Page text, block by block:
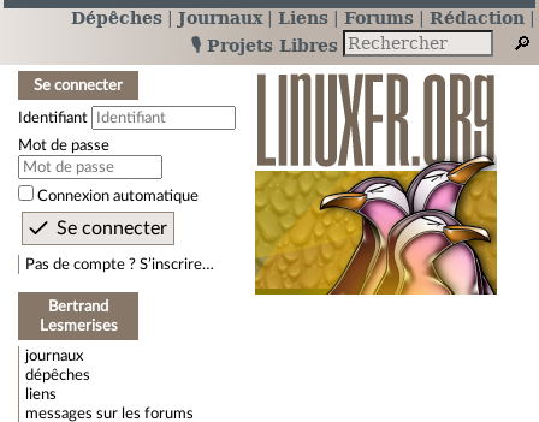
Dépêches Journaux Liens Forums
Rédaction
🎙️ Projets Libres
Se connecter
Identifiant
Mot de passe
Connexion automatique
Pas de compte ? S’inscrire…
Bertrand
Lesmerises
journaux
dépêches
liens
messages sur les forums